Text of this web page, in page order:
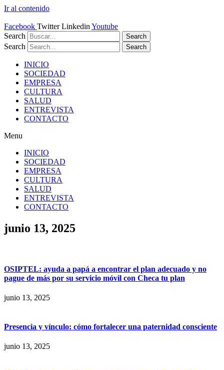
Ir al contenido
Facebook Twitter Linkedin Youtube
Search
Search
Search Search
INICIO
SOCIEDAD
EMPRESA
CULTURA
SALUD
ENTREVISTA
CONTACTO
Menu
INICIO
SOCIEDAD
EMPRESA
CULTURA
SALUD
ENTREVISTA
CONTACTO
junio 13, 2025
OSIPTEL: ayuda a papá a encontrar el plan adecuado y no
pague de más por su servicio móvil con Checa tu plan
junio 13, 2025
Presencia y vínculo: cómo fortalecer una paternidad consciente
junio 13, 2025